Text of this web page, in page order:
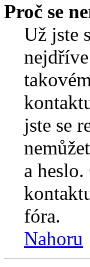
Proč se
Už jste
jste se
a
fóra.
Nahoru